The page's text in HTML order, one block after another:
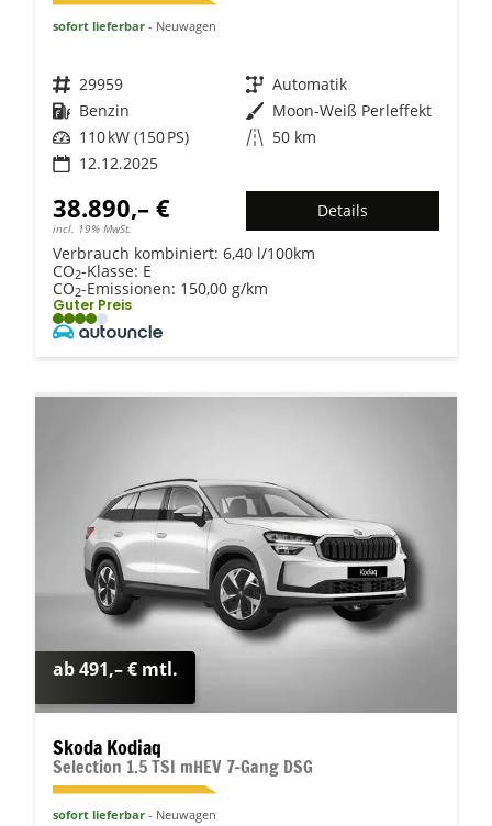
sofort lieferbar Neuwagen
Fahrzeugnr. 29959 Getriebe Automatik
Kraftstoff Benzin Außenfarbe Moon-Weiß Perleffekt
Leistung 110 kW (150 PS) Kilometerstand 50 km
12.12.2025
38.890,– €
incl. 19% MwSt.
Details
Verbrauch kombiniert: 6,40 l/100km
CO2-Klasse: E
CO2-Emissionen: 150,00 g/km
Guter Preis
ab 491,– € mtl.
Skoda Kodiaq
Selection 1.5 TSI mHEV 7-Gang DSG
sofort lieferbar Neuwagen